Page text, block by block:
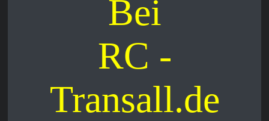
Bei
RC -
Transall.de